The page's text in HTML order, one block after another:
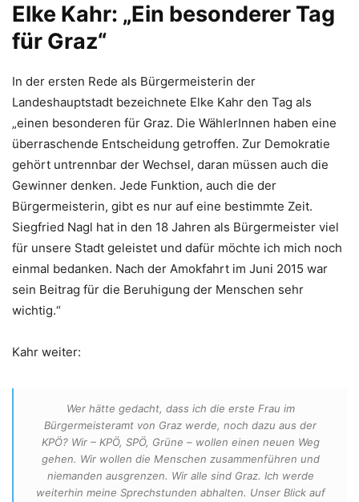
Elke Kahr: „Ein besonderer Tag
für Graz“
In der ersten Rede als Bürgermeisterin der
Landeshauptstadt bezeichnete Elke Kahr den Tag als
„einen besonderen für Graz. Die WählerInnen haben eine
überraschende Entscheidung getroffen. Zur Demokratie
gehört untrennbar der Wechsel, daran müssen auch die
Gewinner denken. Jede Funktion, auch die der
Bürgermeisterin, gibt es nur auf eine bestimmte Zeit.
Siegfried Nagl hat in den 18 Jahren als Bürgermeister viel
für unsere Stadt geleistet und dafür möchte ich mich noch
einmal bedanken. Nach der Amokfahrt im Juni 2015 war
sein Beitrag für die Beruhigung der Menschen sehr
wichtig.“
Kahr weiter:
Wer hätte gedacht, dass ich die erste Frau im
Bürgermeisteramt von Graz werde, noch dazu aus der
KPÖ? Wir – KPÖ, SPÖ, Grüne – wollen einen neuen Weg
gehen. Wir wollen die Menschen zusammenführen und
niemanden ausgrenzen. Wir alle sind Graz. Ich werde
weiterhin meine Sprechstunden abhalten. Unser Blick auf